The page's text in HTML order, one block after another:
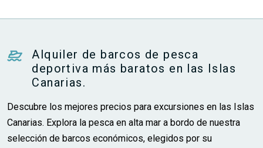
Alquiler de barcos de pesca
deportiva más baratos en las Islas
Canarias.
Descubre los mejores precios para excursiones en las Islas
Canarias. Explora la pesca en alta mar a bordo de nuestra
selección de barcos económicos, elegidos por su